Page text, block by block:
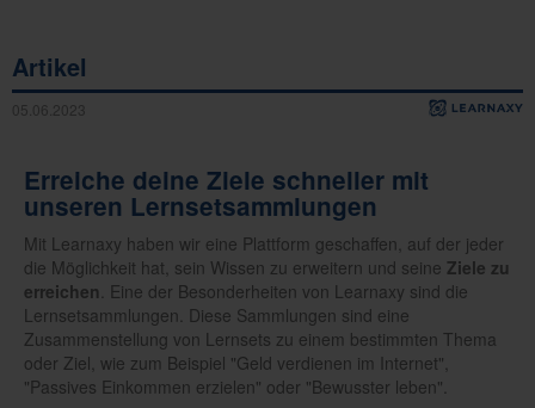
Artikel
05.06.2023
Erreiche deine Ziele schneller mit
unseren Lernsetsammlungen
Mit Learnaxy haben wir eine Plattform geschaffen, auf der jeder
die Möglichkeit hat, sein Wissen zu erweitern und seine Ziele zu
erreichen . Eine der Besonderheiten von Learnaxy sind die
Lernsetsammlungen. Diese Sammlungen sind eine
Zusammenstellung von Lernsets zu einem bestimmten Thema
oder Ziel, wie zum Beispiel "Geld verdienen im Internet",
"Passives Einkommen erzielen" oder "Bewusster leben".